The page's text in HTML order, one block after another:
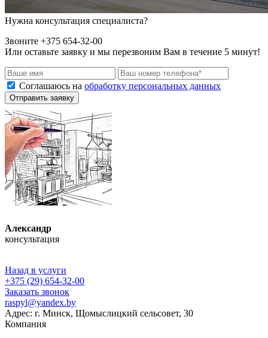
Нужна консультация специалиста?
Звоните +375 654-32-00
Или оставьте заявку и мы перезвоним Вам в течение 5 минут!
Соглашаюсь на обработку персональных данных
Отправить заявку
Александр
консультация
Назад в услуги
+375 (29) 654-32-00
Заказать звонок
raspyl@yandex.by
Адрес: г. Минск, Щомыслицкий сельсовет, 30
Компания